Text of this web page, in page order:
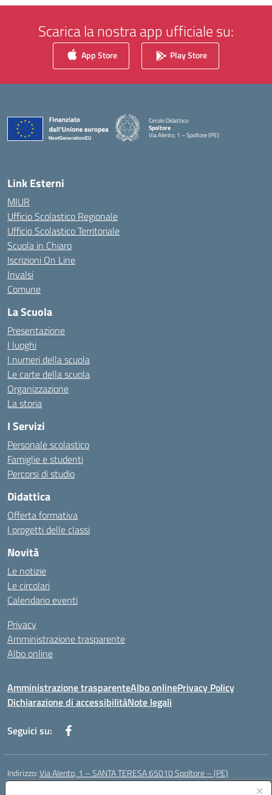
Scarica la nostra app ufficiale su:
App Store Play Store
Circolo Didattico
Spoltore
Via Alento, 1 – Spoltore (PE)
— Visita la pagina iniziale della scuola
Link Esterni
MIUR
Ufficio Scolastico Regionale
Ufficio Scolastico Territoriale
Scuola in Chiaro
Iscrizioni On Line
Invalsi
Comune
La Scuola
Presentazione
I luoghi
I numeri della scuola
Le carte della scuola
Organizzazione
La storia
I Servizi
Personale scolastico
Famiglie e studenti
Percorsi di studio
Didattica
Offerta formativa
I progetti delle classi
Novità
Le notizie
Le circolari
Calendario eventi
Privacy
Amministrazione trasparente
Albo online
Amministrazione trasparenteAlbo onlinePrivacy Policy
Dichiarazione di accessibilitàNote legali
Seguici su:
Indirizzo:Via Alento, 1 – SANTA TERESA 65010 Spoltore – (PE)
Centralino: